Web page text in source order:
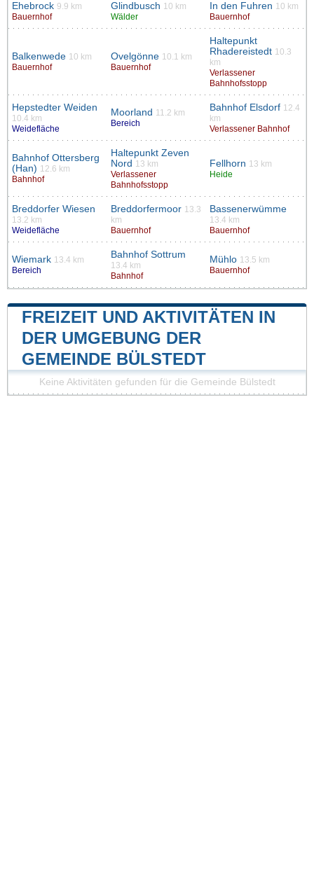
Ehebrock 9.9 km
Bauernhof
Glindbusch 10 km
Wälder
In den Fuhren 10 km
Bauernhof
Balkenwede 10 km
Bauernhof
Ovelgönne 10.1 km
Bauernhof
Haltepunkt
Rhadereistedt 10.3
km
Verlassener
Bahnhofsstopp
Hepstedter Weiden
10.4 km
Weidefläche
Moorland 11.2 km
Bereich
Bahnhof Elsdorf 12.4
km
Verlassener Bahnhof
Bahnhof Ottersberg
(Han) 12.6 km
Bahnhof
Haltepunkt Zeven
Nord 13 km
Verlassener
Bahnhofsstopp
Fellhorn 13 km
Heide
Breddorfer Wiesen
13.2 km
Weidefläche
Breddorfermoor 13.3
km
Bauernhof
Bassenerwümme
13.4 km
Bauernhof
Wiemark 13.4 km
Bereich
Bahnhof Sottrum
13.4 km
Bahnhof
Mühlo 13.5 km
Bauernhof
FREIZEIT UND AKTIVITÄTEN IN
DER UMGEBUNG DER
GEMEINDE BÜLSTEDT
Keine Aktivitäten gefunden für die Gemeinde Bülstedt